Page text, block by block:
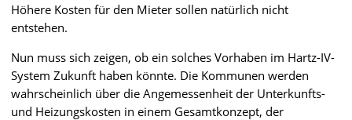
Höhere Kosten für den Mieter sollen natürlich nicht
entstehen.
Nun muss sich zeigen, ob ein solches Vorhaben im Hartz-IV-
System Zukunft haben könnte. Die Kommunen werden
wahrscheinlich über die Angemessenheit der Unterkunfts-
und Heizungskosten in einem Gesamtkonzept, der